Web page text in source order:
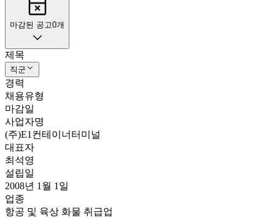
마감된 공고0개
제목
직군
경력
채용유형
마감일
사업자명
(주)E1컨테이너터미널
대표자
최석영
설립일
2008년 1월 1일
업종
항공 및 육상 화물 취급업